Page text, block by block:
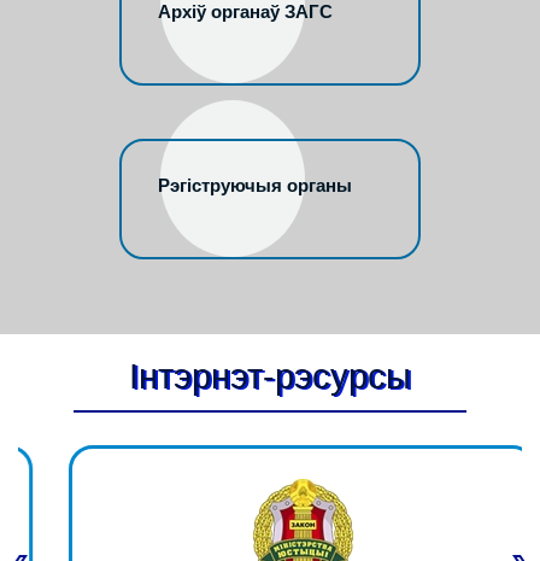
Архіў органаў ЗАГС
Рэгіструючыя органы
Інтэрнэт-рэсурсы